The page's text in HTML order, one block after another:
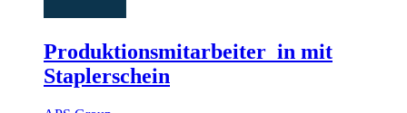
Produktionsmitarbeiter_in mit
Staplerschein